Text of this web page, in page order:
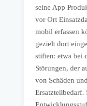
seine App
vor Ort
mobil erfassen
gezielt dort
stiften: etwa bei
Störungen, der
von Schäden
Ersatzteilbedarf.